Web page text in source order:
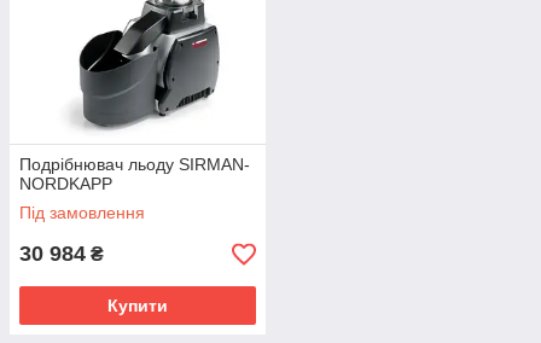
Подрібнювач льоду SIRMAN-
NORDKAPP
Під замовлення
30 984 ₴
Купити